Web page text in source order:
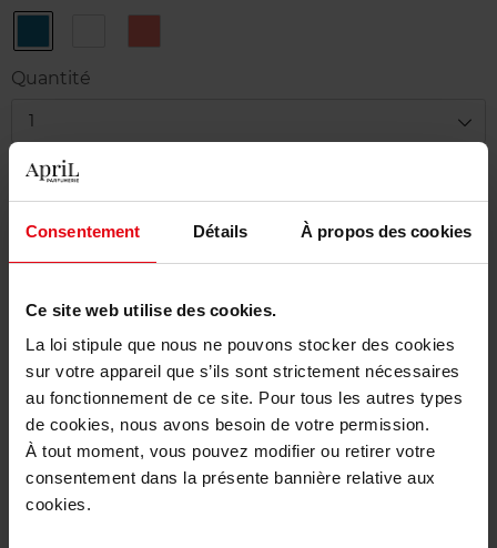
Consentement Détails À propos des cookies
Ce site web utilise des cookies.
La loi stipule que nous ne pouvons stocker des cookies
sur votre appareil que s’ils sont strictement nécessaires
au fonctionnement de ce site. Pour tous les autres types
de cookies, nous avons besoin de votre permission.
À tout moment, vous pouvez modifier ou retirer votre
consentement dans la présente bannière relative aux
cookies.
Quantité
1
Livraison
Livraison gratuite à partir de 50€
Retour gratuit dans votre magasin
Description